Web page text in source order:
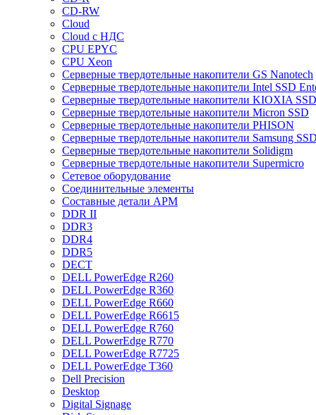
CD-RW
Cloud
Cloud с НДС
CPU EPYC
CPU Xeon
Cерверные твердотельные накопители GS Nanotech
Cерверные твердотельные накопители Intel SSD
Cерверные твердотельные накопители KIOXIA SSD
Cерверные твердотельные накопители Micron SSD
Cерверные твердотельные накопители PHISON
Cерверные твердотельные накопители Samsung
Cерверные твердотельные накопители Solidigm
Cерверные твердотельные накопители Supermicro
Cетевое оборудование
Cоединительные элементы
Cоставные детали АРМ
DDR II
DDR3
DDR4
DDR5
DECT
DELL PowerEdge R260
DELL PowerEdge R360
DELL PowerEdge R660
DELL PowerEdge R6615
DELL PowerEdge R760
DELL PowerEdge R770
DELL PowerEdge R7725
DELL PowerEdge T360
Dell Precision
Desktop
Digital Signage